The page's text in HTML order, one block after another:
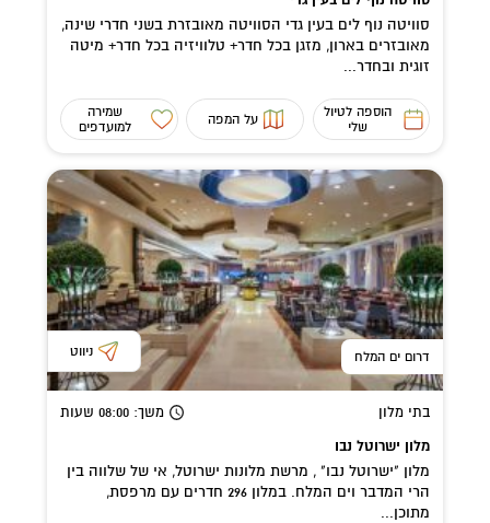
סוויטה נוף לים בעין גדי הסוויטה מאובזרת בשני חדרי שינה,
מאובזרים בארון, מזגן בכל חדר+ טלוויזיה בכל חדר+ מיטה
זוגית ובחדר...
הוספה לטיול
שלי
על המפה
שמירה
למועדפים
דרום ים המלח ניווט
בתי מלון משך: 08:00 שעות
מלון ישרוטל נבו
מלון "ישרוטל נבו" , מרשת מלונות ישרוטל, אי של שלווה בין
הרי המדבר וים המלח. במלון 296 חדרים עם מרפסת,
מתוכן...